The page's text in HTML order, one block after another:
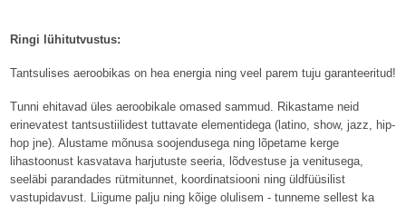
Ringi lühitutvustus:
Tantsulises aeroobikas on hea energia ning veel parem tuju garanteeritud!
Tunni ehitavad üles aeroobikale omased sammud. Rikastame neid
erinevatest tantsustiilidest tuttavate elementidega (latino, show, jazz, hip-
hop jne). Alustame mõnusa soojendusega ning lõpetame kerge
lihastoonust kasvatava harjutuste seeria, lõdvestuse ja venitusega,
seeläbi parandades rütmitunnet, koordinatsiooni ning üldfüüsilist
vastupidavust. Liigume palju ning kõige olulisem - tunneme sellest ka